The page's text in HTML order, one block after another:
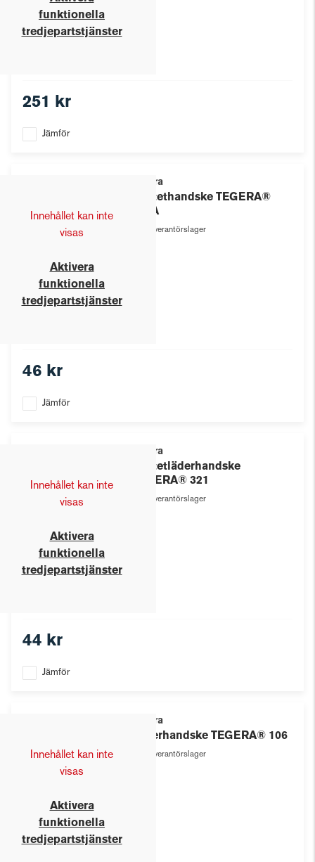
funktionella
tredjepartstjänster
251 kr
Jämför
Innehållet kan inte
visas
Aktivera
funktionella
tredjepartstjänster
Tegera
Syntethandske TEGERA®
883A
Leverantörslager
46 kr
Jämför
Innehållet kan inte
visas
Aktivera
funktionella
tredjepartstjänster
Tegera
Syntetläderhandske
TEGERA® 321
Leverantörslager
44 kr
Jämför
Innehållet kan inte
visas
Aktivera
funktionella
tredjepartstjänster
Tegera
Läderhandske TEGERA® 106
Leverantörslager